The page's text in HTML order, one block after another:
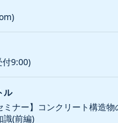
9:00)
ミナー】コンクリート構造
識(前編)